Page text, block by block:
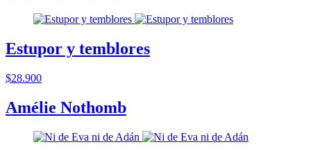
Estupor y temblores
$28.900
Amélie Nothomb